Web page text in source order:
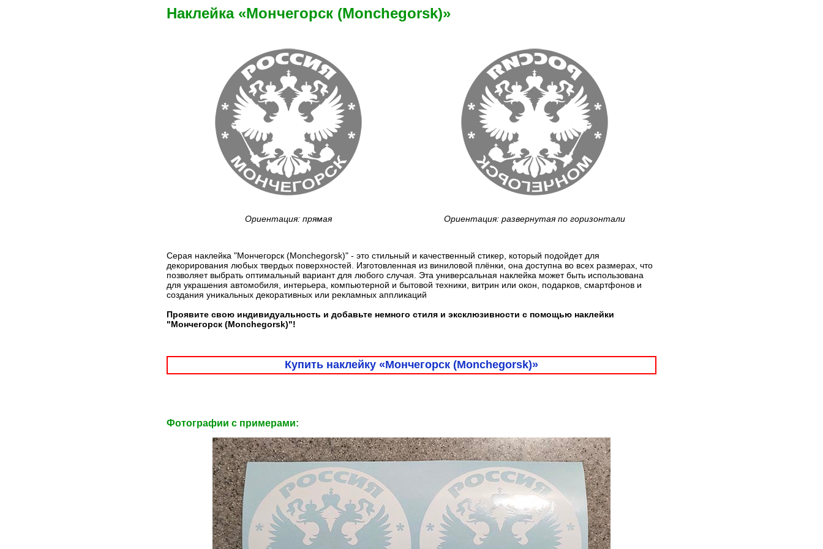
Наклейка «Мончегорск (Monchegorsk)»
Ориентация: прямая Ориентация: развернутая по горизонтали
Серая наклейка "Мончегорск (Monchegorsk)" - это стильный и качественный стикер, который подойдет для
декорирования любых твердых поверхностей. Изготовленная из виниловой плёнки, она доступна во всех размерах, что
позволяет выбрать оптимальный вариант для любого случая. Эта универсальная наклейка может быть использована
для украшения автомобиля, интерьера, компьютерной и бытовой техники, витрин или окон, подарков, смартфонов и
создания уникальных декоративных или рекламных аппликаций
Проявите свою индивидуальность и добавьте немного стиля и эксклюзивности с помощью наклейки
"Мончегорск (Monchegorsk)"!
Купить наклейку «Мончегорск (Monchegorsk)»
Фотографии c примерами: